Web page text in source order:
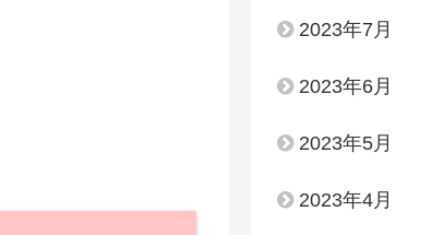
2023年7月
2023年6月
2023年5月
2023年4月